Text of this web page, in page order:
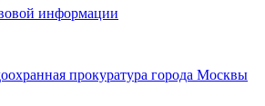
информации
прокуратура города Москвы